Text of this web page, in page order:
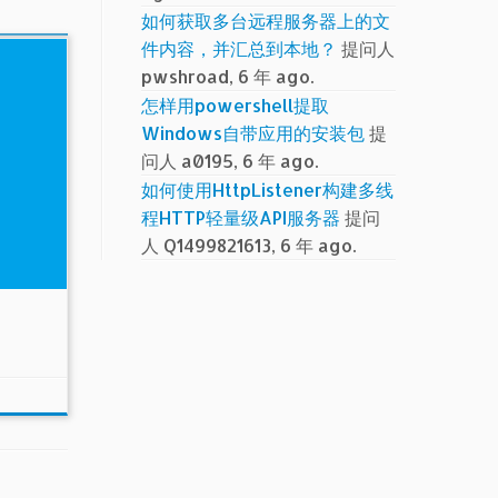
如何获取多台远程服务器上的文
件内容，并汇总到本地？ 提问人
pwshroad, 6 年 ago.
怎样用powershell提取
Windows自带应用的安装包提
问人 a0195, 6 年 ago.
如何使用HttpListener构建多线
程HTTP轻量级API服务器 提问
人 Q1499821613, 6 年 ago.